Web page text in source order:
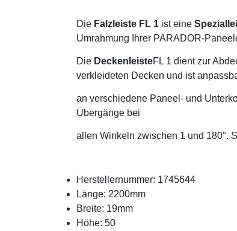
Die Falzleiste FL 1 ist eine
Umrahmung Ihrer PARADOR-
Die DeckenleisteFL 1 dient zur
verkleideten Decken und ist
an verschiedene Paneel- und
Übergänge bei
allen Winkeln zwischen 1 und 180°.
Herstellernummer: 1745644
Länge: 2200mm
Breite: 19mm
Höhe: 50